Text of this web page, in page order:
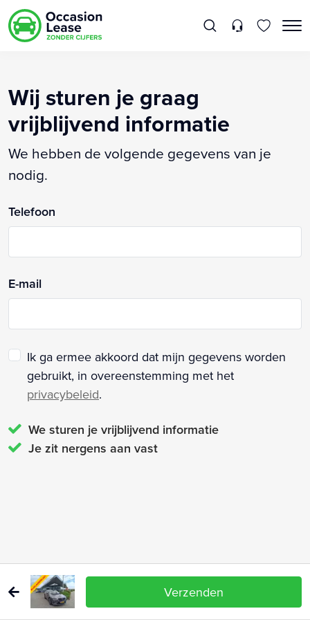
Wij sturen je graag
vrijblijvend informatie
We hebben de volgende gegevens van je
nodig.
Telefoon
E-mail
Ik ga ermee akkoord dat mijn gegevens worden
gebruikt, in overeenstemming met het
privacybeleid.
We sturen je vrijblijvend informatie
Je zit nergens aan vast
Verzenden